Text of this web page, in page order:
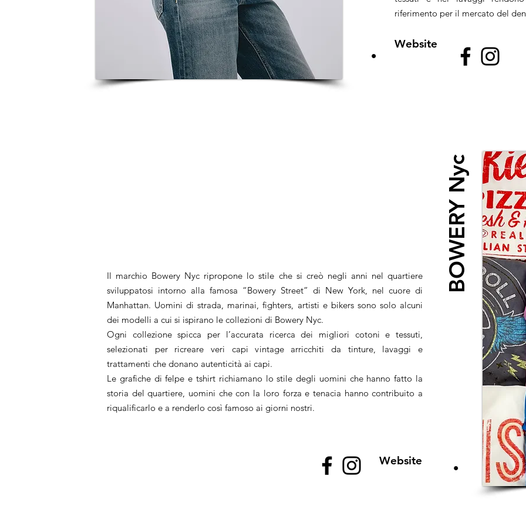
riferimento per il mercato del
Website
BOWERY Nyc
Il marchio Bowery Nyc ripropone lo stile che si creò negli anni nel quartiere
sviluppatosi intorno alla famosa “Bowery Street” di New York, nel cuore di
Manhattan. Uomini di strada, marinai, fighters, artisti e bikers sono solo alcuni
dei modelli a cui si ispirano le collezioni di Bowery Nyc.
Ogni collezione spicca per l’accurata ricerca dei migliori cotoni e tessuti,
selezionati per ricreare veri capi vintage arricchiti da tinture, lavaggi e
trattamenti che donano autenticità ai capi.
Le grafiche di felpe e tshirt richiamano lo stile degli uomini che hanno fatto la
storia del quartiere, uomini che con la loro forza e tenacia hanno contribuito a
riqualificarlo e a renderlo così famoso ai giorni nostri.
Website